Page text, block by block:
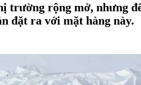
trường rộng mở, nhưng
đặt ra với mặt hàng này.